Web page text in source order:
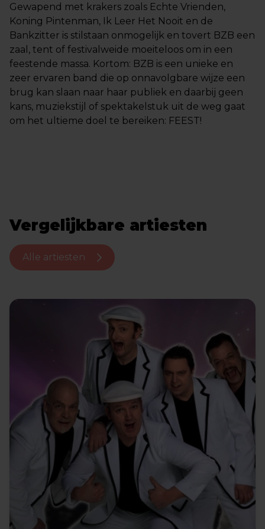
Gewapend met krakers zoals Echte Vrienden,
Koning Pintenman, Ik Leer Het Nooit en de
Bankzitter is stilstaan onmogelijk en tovert BZB een
zaal, tent of festivalweide moeiteloos om in een
feestende massa. Kortom: BZB is een unieke en
zeer ervaren band die op onnavolgbare wijze een
brug kan slaan naar haar publiek en daarbij geen
kans, muziekstijl of spektakelstuk uit de weg gaat
om het ultieme doel te bereiken: FEEST!
Vergelijkbare artiesten
Alle artiesten